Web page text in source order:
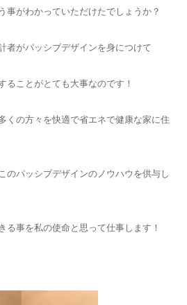
事がわかっていただけたでしょうか？
がパッシブデザインを身につけて
ることがとても大事なのです！
の方々を快適で省エネで健康な家に住
パッシブデザインのノウハウを供与し
る事を私の使命と思って仕事します！